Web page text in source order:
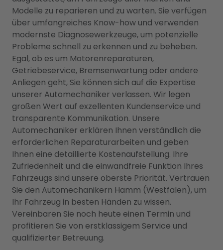
Modelle zu reparieren und zu warten. Sie verfügen
über umfangreiches Know-how und verwenden
modernste Diagnosewerkzeuge, um potenzielle
Probleme schnell zu erkennen und zu beheben.
Egal, ob es um Motorenreparaturen,
Getriebeservice, Bremsenwartung oder andere
Anliegen geht, Sie können sich auf die Expertise
unserer Automechaniker verlassen. Wir legen
großen Wert auf exzellenten Kundenservice und
transparente Kommunikation. Unsere
Automechaniker erklären Ihnen verständlich die
erforderlichen Reparaturarbeiten und geben
Ihnen eine detaillierte Kostenaufstellung. Ihre
Zufriedenheit und die einwandfreie Funktion Ihres
Fahrzeugs sind unsere oberste Priorität. Vertrauen
Sie den Automechanikern Hamm (Westfalen), um
Ihr Fahrzeug in besten Händen zu wissen.
Vereinbaren Sie noch heute einen Termin und
profitieren Sie von erstklassigem Service und
qualifizierter Betreuung.